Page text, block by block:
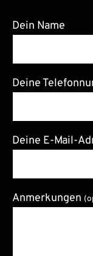
Dein Name
Deine
Deine E-Mail-
Bitte lasse
Anmerkungen